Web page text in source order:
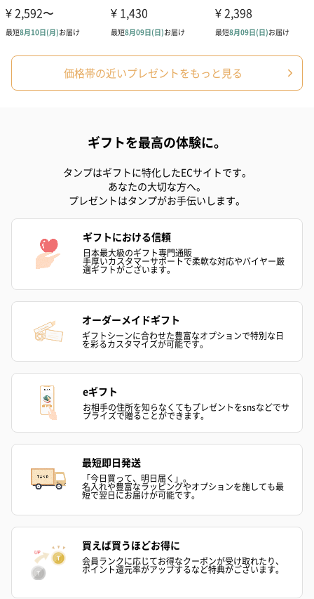
ルシルセスキオキサン、ヒマワリ種子油、トコフェロ
ール、ミモザテヌイフローラ樹皮エキス、ソルビン酸
【外装】紙
直方体化粧箱
パッケージ外
幅48mm×奥行37mm×高さ184mm
製造国
イタリア
保存方法
高温多湿、直射日光を避け、乳幼児の手の届かないと
ころで保管してください。
使用期限
約2年
使用上の注意
●肌に異常が生じていないかよく注意してご使用くださ
い。
●肌に合わない時はご使用をおやめください。
●肌に傷・湿疹等異常のある時はご使用にならないでく
●肌に赤み・かゆみ・刺激・はれ・色抜け（白斑等)や
黒ずみ等の異常があらわれた時はご使用を中止し皮膚
科専門医等へご相談ください。そのままご使用を続け
ますと症状が悪化することがあります。
●ご使用後はキャップをきちんと閉めてください。
がありますが、品質に問題はありません。
●高温多湿、直射日光を避け、乳幼児の手の届かないと
ころで保管してください。
●本品は飲食物ではありません。
商品オプション情報
価格帯の近いプレゼントをもっと見る
ギフトを最高の体験に。
タンプはギフトに特化したECサイトです。
あなたの大切な方へ。
プレゼントはタンプがお手伝いします。
ギフトにおける信頼
日本最大級のギフト専門通販
手厚いカスタマーサポートで柔軟な対応やバイヤー厳
選ギフトがございます。
オーダーメイドギフト
ギフトシーンに合わせた豊富なオプションで特別な日
を彩るカスタマイズが可能です。
eギフト
お相手の住所を知らなくてもプレゼントをsnsなどでサ
プライズで贈ることができます。
最短即日発送
「今日買って、明日届く」。
名入れや豊富なラッピングやオプションを施しても最
短で翌日にお届けが可能です。
買えば買うほどお得に
会員ランクに応じてお得なクーポンが受け取れたり、
ポイント還元率がアップするなど特典がございます。